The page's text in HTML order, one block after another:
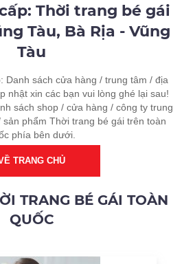
Thời trang bé gái
Tàu, Bà Rịa - Vũng
Tàu
Danh sách cửa hàng / trung tâm / địa
nhật xin các bạn vui lòng ghé lại sau!
sách shop / cửa hàng / công ty trung
phẩm Thời trang bé gái trên toàn
phía bên dưới.
TRANG CHỦ
TRANG BÉ GÁI TOÀN
QUỐC